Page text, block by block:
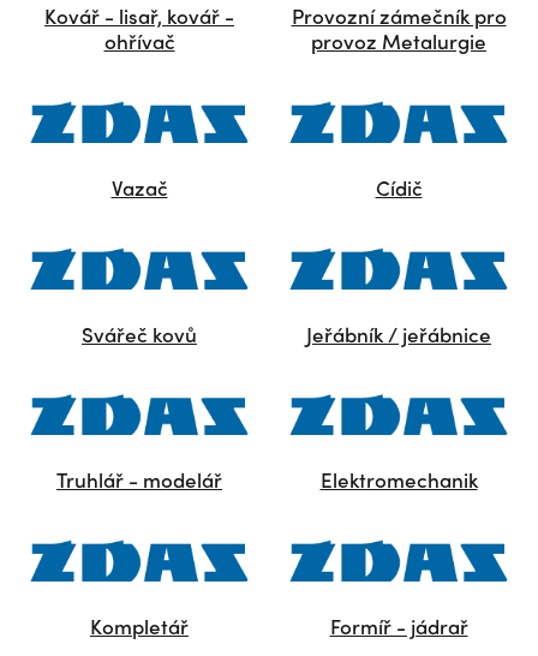
Kovář - lisař, kovář -
ohřívač
Provozní zámečník pro
provoz Metalurgie
Vazač Cídič
Svářeč kovů Jeřábník / jeřábnice
Truhlář - modelář Elektromechanik
Kompletář Formíř - jádrař